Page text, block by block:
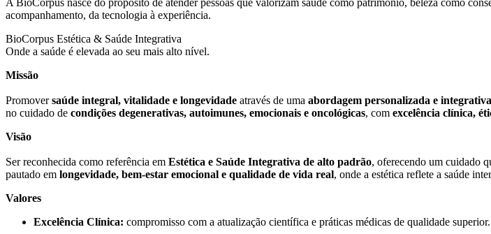
acompanhamento, da tecnologia à experiência.
BioCorpus Estética & Saúde Integrativa
Onde a saúde é elevada ao seu mais alto nível.
Missão
Promoversaúde integral, vitalidade e longevidade através de uma abordagem personalizada e integrativa
no cuidado de condições degenerativas, autoimunes, emocionais e oncológicas, com excelência clínica,
Visão
Ser reconhecida como referência em Estética e Saúde Integrativa de alto padrão, oferecendo um cuidado
pautado em longevidade, bem-estar emocional e qualidade de vida real, onde a estética reflete a saúde
Valores
Excelência Clínica: compromisso com a atualização científica e práticas médicas de qualidade superior.